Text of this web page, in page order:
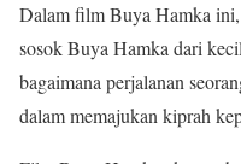
Dalam film Buya Hamka
sosok Buya Hamka dari
bagaimana perjalanan
dalam memajukan kiprah